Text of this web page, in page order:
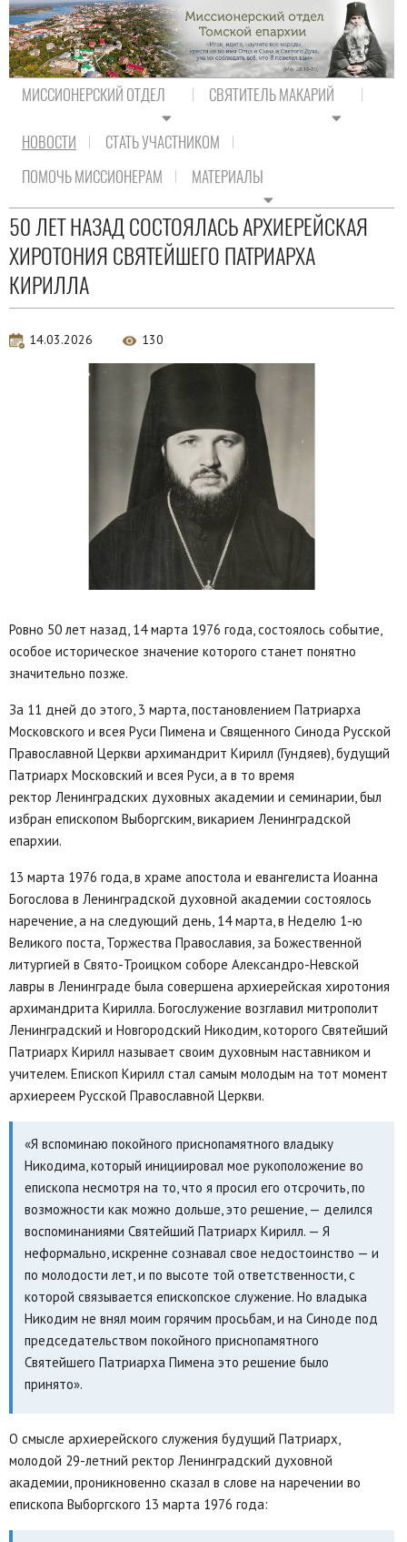
МИССИОНЕРСКИЙ ОТДЕЛ СВЯТИТЕЛЬ МАКАРИЙ
НОВОСТИ
СТАТЬ УЧАСТНИКОМ
ПОМОЧЬ МИССИОНЕРАМ
МАТЕРИАЛЫ
Новости Православия
50 ЛЕТ НАЗАД СОСТОЯЛАСЬ АРХИЕРЕЙСКАЯ
ХИРОТОНИЯ СВЯТЕЙШЕГО ПАТРИАРХА
КИРИЛЛА
14.03.2026 130
Ровно 50 лет назад, 14 марта 1976 года, состоялось событие,
особое историческое значение которого станет понятно
значительно позже.
За 11 дней до этого, 3 марта, постановлением Патриарха
Московского и всея Руси Пимена и Священного Синода Русской
Православной Церкви архимандрит Кирилл (Гундяев), будущий
Патриарх Московский и всея Руси, а в то время
ректор Ленинградских духовных академии и семинарии, был
избран епископом Выборгским, викарием Ленинградской
епархии.
13 марта 1976 года, в храме апостола и евангелиста Иоанна
Богослова в Ленинградской духовной академии состоялось
наречение, а на следующий день, 14 марта, в Неделю 1-ю
Великого поста, Торжества Православия, за Божественной
литургией в Свято-Троицком соборе Александро-Невской
лавры в Ленинграде была совершена архиерейская хиротония
архимандрита Кирилла. Богослужение возглавил митрополит
Ленинградский и Новгородский Никодим, которого Святейший
Патриарх Кирилл называет своим духовным наставником и
учителем. Епископ Кирилл стал самым молодым на тот момент
архиереем Русской Православной Церкви.
«Я вспоминаю покойного приснопамятного владыку
Никодима, который инициировал мое рукоположение во
епископа несмотря на то, что я просил его отсрочить, по
возможности как можно дольше, это решение, — делился
воспоминаниями Святейший Патриарх Кирилл. — Я
неформально, искренне сознавал свое недостоинство — и
по молодости лет, и по высоте той ответственности, с
которой связывается епископское служение. Но владыка
Никодим не внял моим горячим просьбам, и на Синоде под
председательством покойного приснопамятного
Святейшего Патриарха Пимена это решение было
принято».
О смысле архиерейского служения будущий Патриарх,
молодой 29-летний ректор Ленинградский духовной
академии, проникновенно сказал в слове на наречении во
епископа Выборгского 13 марта 1976 года: